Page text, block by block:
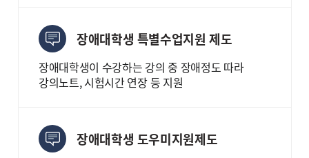
장애대학생 특별수업지원 제도
장애대학생이 수강하는 강의 중 장애정도 따라
강의노트, 시험시간 연장 등 지원
장애대학생 도우미지원제도